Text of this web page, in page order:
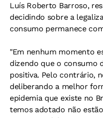
Luís Roberto Barroso,
decidindo sobre a
consumo permanece
"Em nenhum momento
dizendo que o consumo
positiva. Pelo contrário,
deliberando a melhor
epidemia que existe no
temos adotado não